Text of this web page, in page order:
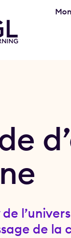
l’univers
de la